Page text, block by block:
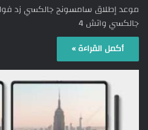
جالكسي واتش 4
أكمل القراءة »